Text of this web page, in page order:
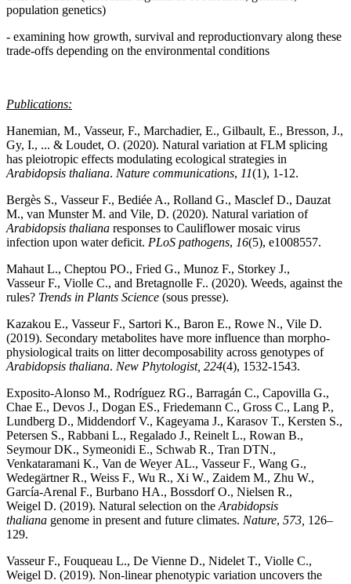
population genetics)
- examining how growth, survival and reproductionvary along these
trade-offs depending on the environmental conditions
Publications:
Hanemian, M., Vasseur, F., Marchadier, E., Gilbault, E., Bresson, J.,
Gy, I., ... & Loudet, O. (2020). Natural variation at FLM splicing
has pleiotropic effects modulating ecological strategies in
Arabidopsis thaliana. Nature communications, 11(1), 1-12.
Bergès S., Vasseur F., Bediée A., Rolland G., Masclef D., Dauzat
M., van Munster M. and Vile, D. (2020). Natural variation of
Arabidopsis thaliana responses to Cauliflower mosaic virus
infection upon water deficit. PLoS pathogens, 16(5), e1008557.
Mahaut L., Cheptou PO., Fried G., Munoz F., Storkey J.,
Vasseur F., Violle C., and Bretagnolle F.. (2020). Weeds, against the
rules? Trends in Plants Science (sous presse).
Kazakou E., Vasseur F., Sartori K., Baron E., Rowe N., Vile D.
(2019). Secondary metabolites have more influence than morpho-
physiological traits on litter decomposability across genotypes of
Arabidopsis thaliana. New Phytologist, 224(4), 1532-1543.
Exposito-Alonso M., Rodríguez RG., Barragán C., Capovilla G.,
Chae E., Devos J., Dogan ES., Friedemann C., Gross C., Lang P.,
Lundberg D., Middendorf V., Kageyama J., Karasov T., Kersten S.,
Petersen S., Rabbani L., Regalado J., Reinelt L., Rowan B.,
Seymour DK., Symeonidi E., Schwab R., Tran DTN.,
Venkataramani K., Van de Weyer AL., Vasseur F., Wang G.,
Wedegärtner R., Weiss F., Wu R., Xi W., Zaidem M., Zhu W.,
García-Arenal F., Burbano HA., Bossdorf O., Nielsen R.,
Weigel D. (2019). Natural selection on the Arabidopsis
thaliana genome in present and future climates. Nature, 573, 126–
129.
Vasseur F., Fouqueau L., De Vienne D., Nidelet T., Violle C.,
Weigel D. (2019). Non-linear phenotypic variation uncovers the